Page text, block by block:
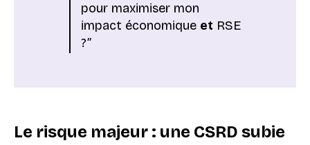
pour maximiser mon
impact économique et RSE
?”
Le risque majeur : une CSRD subie